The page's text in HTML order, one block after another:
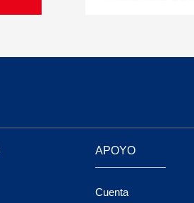
APOYO
Cuenta